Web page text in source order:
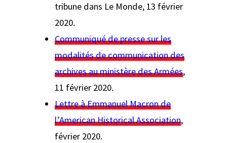
tribune dans Le Monde, 13 février
2020.
Communiqué de presse sur les
modalités de communication des
archives au ministère des Armées,
11 février 2020.
Lettre à Emmanuel Macron de
l’American Historical Association,
février 2020.